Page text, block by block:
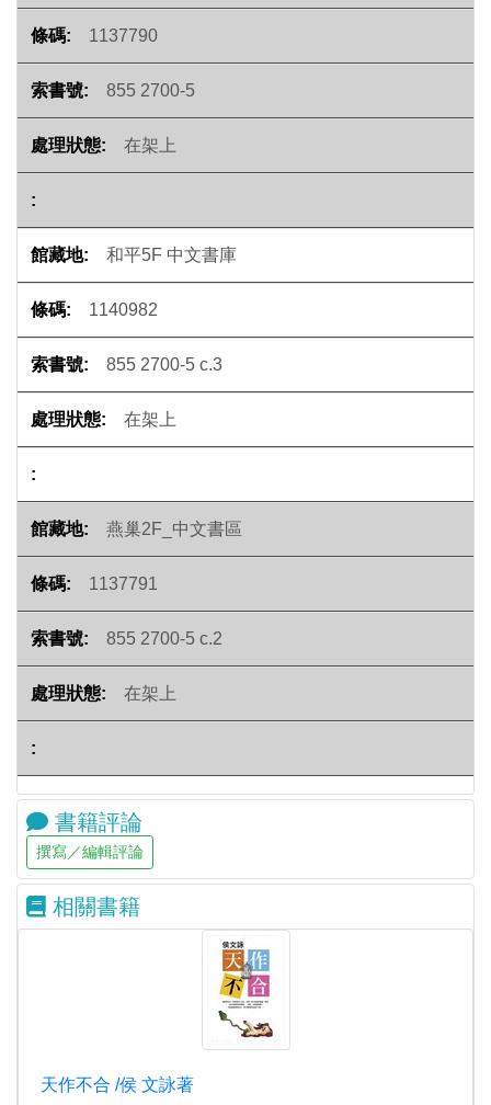
1137790
855 2700-5
在架上
和平5F 中文書庫
1140982
855 2700-5 c.3
在架上
燕巢2F_中文書區
1137791
855 2700-5 c.2
在架上
書籍評論
相關書籍
天作不合 /侯 文詠著